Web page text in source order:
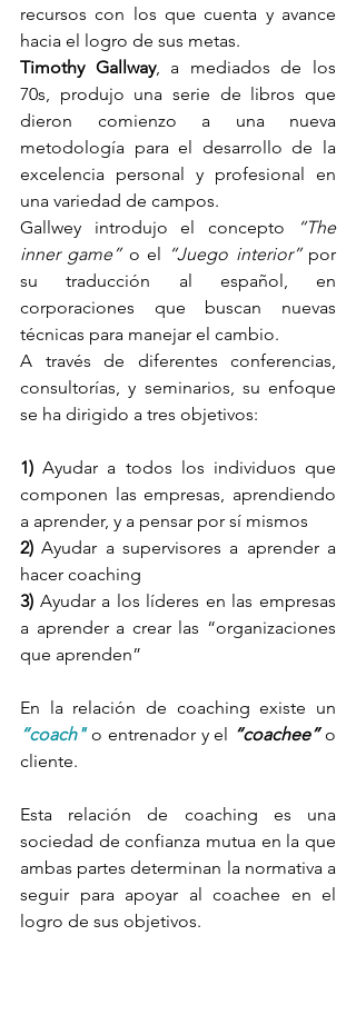
recursos con los que cuenta y avance
hacia el logro de sus metas.
Timothy Gallway, a mediados de los
70s, produjo una serie de libros que
dieron comienzo a una nueva
metodología para el desarrollo de la
excelencia personal y profesional en
una variedad de campos.
Gallwey introdujo el concepto
“The
inner game” o el “Juego interior” por
su traducción al español, en
corporaciones que buscan nuevas
técnicas para manejar el cambio.
A través de diferentes conferencias,
consultorías, y seminarios, su enfoque
se ha dirigido a tres objetivos:
1) Ayudar a todos los individuos que
componen las empresas, aprendiendo
a aprender, y a pensar por sí mismos
2) Ayudar a supervisores a aprender a
hacer coaching
3) Ayudar a los líderes en las empresas
a aprender a crear las “organizaciones
que aprenden”
“coach" o entrenador y el “coachee” o
cliente.
Esta relación de coaching es una
sociedad de confianza mutua en la que
ambas partes determinan la normativa a
seguir para apoyar al coachee en el
logro de sus objetivos.